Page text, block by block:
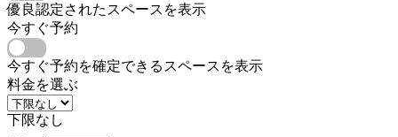
優良認定されたスペースを表示
今すぐ予約
今すぐ予約を確定できるスペースを表示
料金を選ぶ
下限なし